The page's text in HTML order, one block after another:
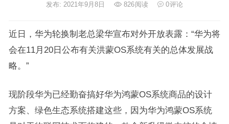
发布: 2021年9月8日 826阅读 0评论
近日，华为轮换制老总梁华宣布对外开放表露：“华为将
会在11月20日公布有关洪蒙OS系统有关的总体发展战
略。”
现阶段华为已经勤奋搞好华为鸿蒙OS系统商品的设计
方案、绿色生态系统搭建这些，因为华为鸿蒙OS系统